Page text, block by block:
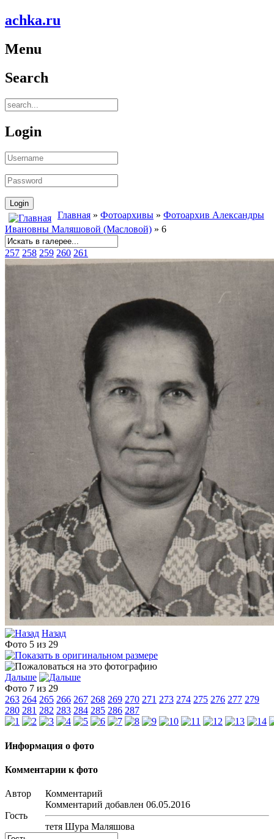
achka.ru
Menu
Search
Login
Главная » Фотоархивы » Фотоархив Александры
Ивановны Маляшовой (Масловой) » 6
257 258 259 260 261
Назад
Фото 5 из 29
Дальше
Фото 7 из 29
263 264 265 266 267 268 269 270 271 273 274 275 276 277 279
280 281 282 283 284 285 286 287
Информация о фото
Комментарии к фото
Автор Комментарий
Гость
Комментарий добавлен 06.05.2016
тетя Шура Маляшова